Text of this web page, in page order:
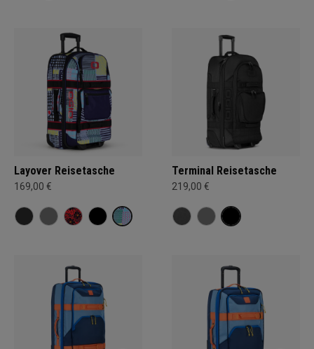
Layover Reisetasche
169,00 €
Terminal Reisetasche
219,00 €